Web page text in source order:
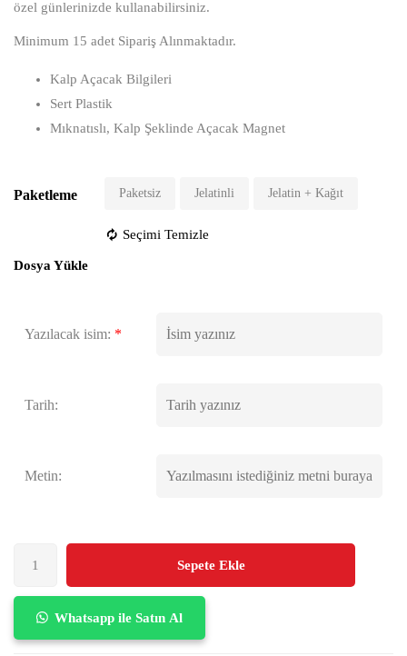
özel günlerinizde kullanabilirsiniz.
Minimum 15 adet Sipariş Alınmaktadır.
Kalp Açacak Bilgileri
Sert Plastik
Mıknatıslı, Kalp Şeklinde Açacak Magnet
Paketleme Paketsiz Jelatinli Jelatin + Kağıt
Seçimi Temizle
Dosya Yükle
Yazılacak isim: *
Tarih:
Metin:
Sepete Ekle
Whatsapp ile Satın Al